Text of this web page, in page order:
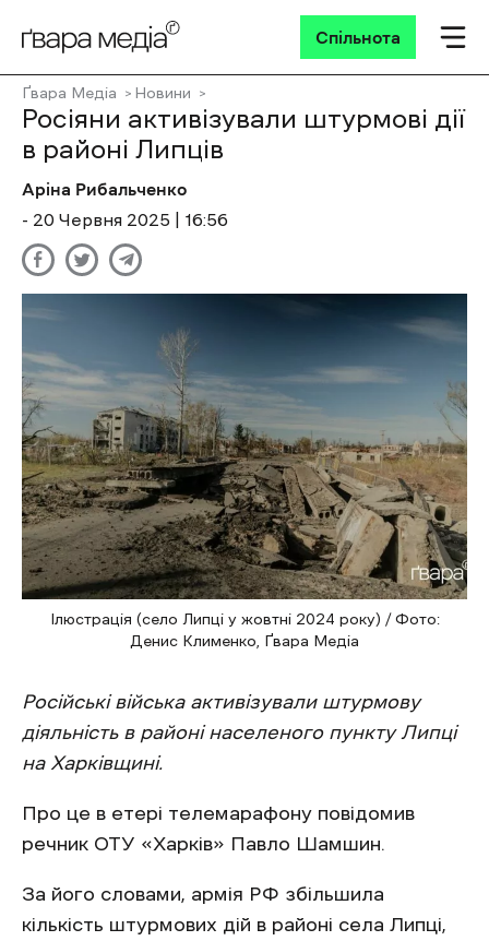
Спільнота
Ґвара Медіа Новини
Росіяни активізували штурмові дії
в районі Липців
Аріна Рибальченко
- 20 Червня 2025 | 16:56
Ілюстрація (село Липці у жовтні 2024 року) / Фото:
Денис Клименко, Ґвара Медіа
Російські війська активізували штурмову
діяльність в районі населеного пункту Липці
на Харківщині.
Про це в етері телемарафону повідомив
речник ОТУ «Харків» Павло Шамшин.
За його словами, армія РФ збільшила
кількість штурмових дій в районі села Липці,